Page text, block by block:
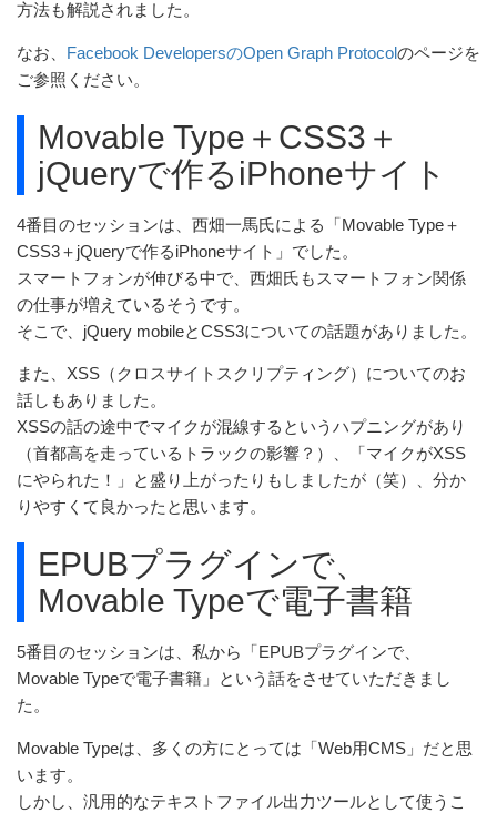
方法も解説されました。
なお、 Facebook DevelopersのOpen Graph Protocolのページを
ご参照ください。
Movable Type＋CSS3＋
jQueryで作るiPhoneサイト
4番目のセッションは、西畑一馬氏による「Movable Type＋
CSS3＋jQueryで作るiPhoneサイト」でした。
スマートフォンが伸びる中で、西畑氏もスマートフォン関係
の仕事が増えているそうです。
そこで、jQuery mobileとCSS3についての話題がありました。
また、XSS（クロスサイトスクリプティング）についてのお
話しもありました。
XSSの話の途中でマイクが混線するというハプニングがあり
（首都高を走っているトラックの影響？）、「マイクがXSS
にやられた！」と盛り上がったりもしましたが（笑）、分か
りやすくて良かったと思います。
EPUBプラグインで、
Movable Typeで電子書籍
5番目のセッションは、私から「EPUBプラグインで、
Movable Typeで電子書籍」という話をさせていただきまし
た。
Movable Typeは、多くの方にとっては「Web用CMS」だと思
います。
しかし、汎用的なテキストファイル出力ツールとして使うこ